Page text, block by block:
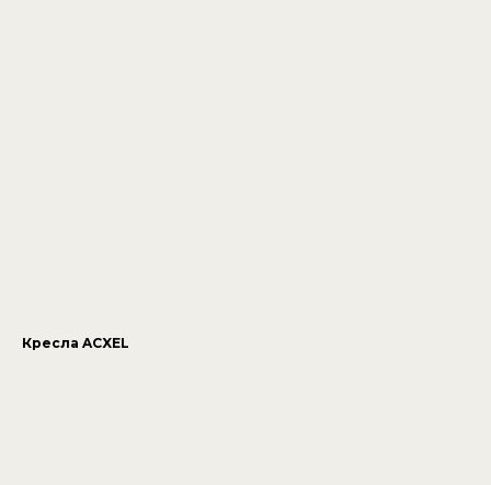
Кресла ACXEL